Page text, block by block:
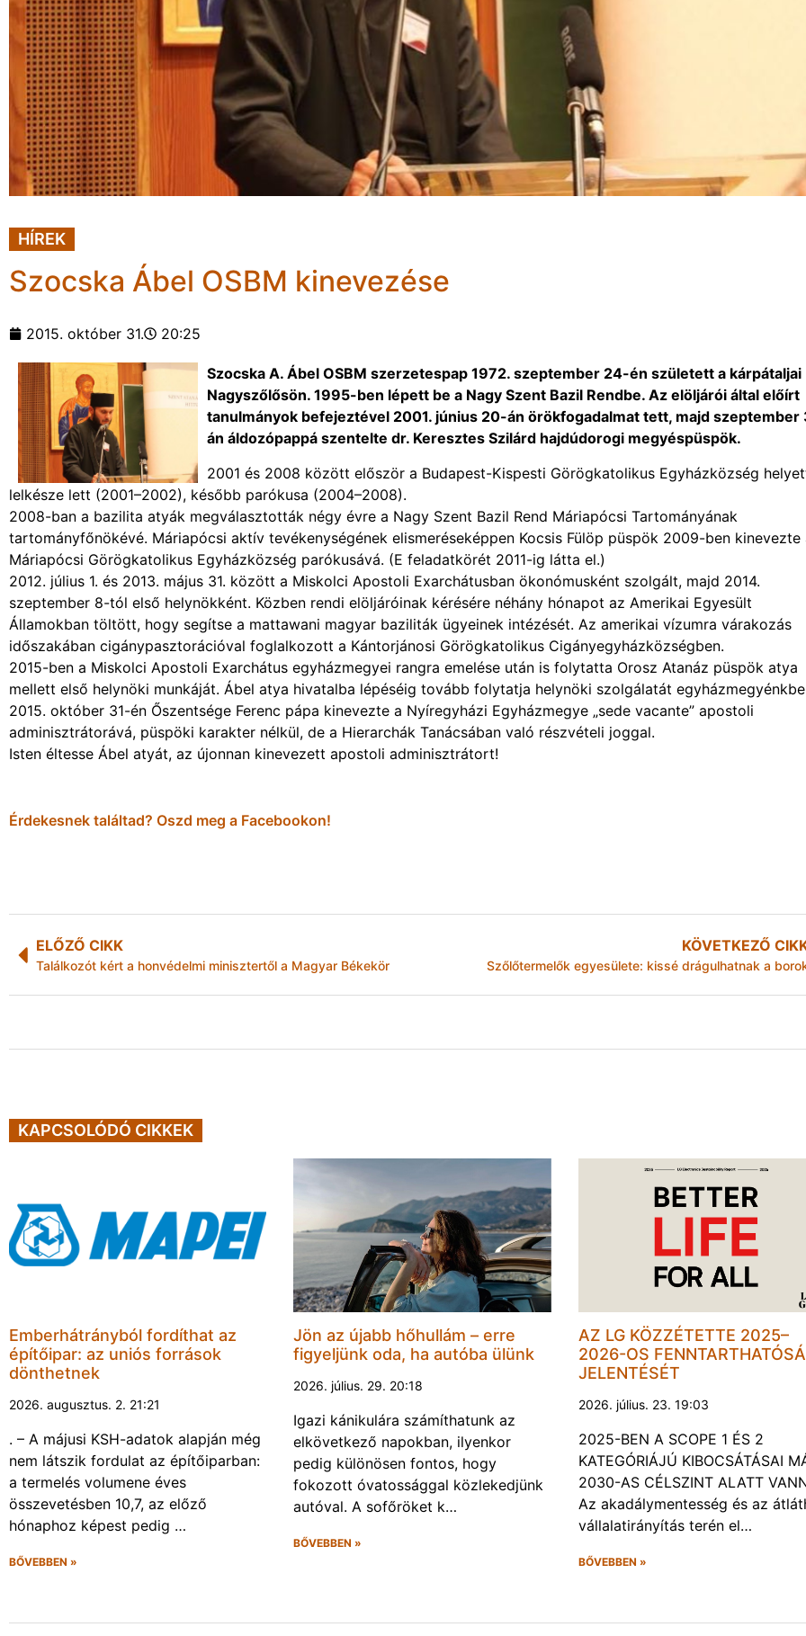
HÍREK
Szocska Ábel OSBM kinevezése
2015. október 31. 20:25
Szocska A. Ábel OSBM szerzetespap 1972. szeptember 24-én született a kárpátaljai
Nagyszőlősön. 1995-ben lépett be a Nagy Szent Bazil Rendbe. Az elöljárói által előírt
tanulmányok befejeztével 2001. június 20-án örökfogadalmat tett, majd szeptember
án áldozópappá szentelte dr. Keresztes Szilárd hajdúdorogi megyéspüspök.
2001 és 2008 között először a Budapest-Kispesti Görögkatolikus Egyházközség
lelkésze lett (2001–2002), később parókusa (2004–2008).
2008-ban a bazilita atyák megválasztották négy évre a Nagy Szent Bazil Rend Máriapócsi Tartományának
tartományfőnökévé. Máriapócsi aktív tevékenységének elismeréseképpen Kocsis Fülöp püspök 2009-ben kinevezte
Máriapócsi Görögkatolikus Egyházközség parókusává. (E feladatkörét 2011-ig látta el.)
2012. július 1. és 2013. május 31. között a Miskolci Apostoli Exarchátusban ökonómusként szolgált, majd 2014.
szeptember 8-tól első helynökként. Közben rendi elöljáróinak kérésére néhány hónapot az Amerikai Egyesült
Államokban töltött, hogy segítse a mattawani magyar baziliták ügyeinek intézését. Az amerikai vízumra várakozás
időszakában cigánypasztorációval foglalkozott a Kántorjánosi Görögkatolikus Cigányegyházközségben.
2015-ben a Miskolci Apostoli Exarchátus egyházmegyei rangra emelése után is folytatta Orosz Atanáz püspök atya
mellett első helynöki munkáját. Ábel atya hivatalba lépéséig tovább folytatja helynöki szolgálatát
2015. október 31-én Őszentsége Ferenc pápa kinevezte a Nyíregyházi Egyházmegye „sede vacante” apostoli
adminisztrátorává, püspöki karakter nélkül, de a Hierarchák Tanácsában való részvételi joggal.
Isten éltesse Ábel atyát, az újonnan kinevezett apostoli adminisztrátort!
Érdekesnek találtad? Oszd meg a Facebookon!
ELŐZŐ CIKK
Találkozót kért a honvédelmi minisztertől a Magyar Békekör
KÖVETKEZŐ
Szőlőtermelők egyesülete: kissé drágulhatnak a
KAPCSOLÓDÓ CIKKEK
Emberhátrányból fordíthat az
építőipar: az uniós források
dönthetnek
2026. augusztus. 2. 21:21
. – A májusi KSH-adatok alapján még
nem látszik fordulat az építőiparban:
a termelés volumene éves
összevetésben 10,7, az előző
hónaphoz képest pedig …
BŐVEBBEN »
Jön az újabb hőhullám – erre
figyeljünk oda, ha autóba ülünk
2026. július. 29. 20:18
Igazi kánikulára számíthatunk az
elkövetkező napokban, ilyenkor
pedig különösen fontos, hogy
fokozott óvatossággal közlekedjünk
autóval. A sofőröket k…
BŐVEBBEN »
AZ LG KÖZZÉTETTE 2025–
2026-OS
JELENTÉSÉT
2026. július. 23. 19:03
2025-BEN A SCOPE 1 ÉS 2
KATEGÓRIÁJÚ KIBOCSÁTÁSAI
2030-AS CÉLSZINT ALATT
Az akadálymentesség és az
vállalatirányítás terén el…
BŐVEBBEN »